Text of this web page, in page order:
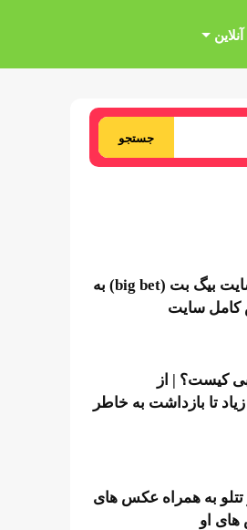
جستجو
آدرس جدید سایت بیگ بت (big bet) به
کامل سایت
کیست؟ | از
تا بازداشت به خاطر
تتلو به همراه عکس های
های او